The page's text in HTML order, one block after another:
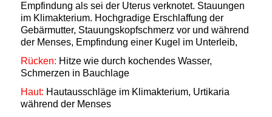
Empfindung als sei der Uterus verknotet. Stauungen
im Klimakterium. Hochgradige Erschlaffung der
Gebärmutter, Stauungskopfschmerz vor und während
der Menses, Empfindung einer Kugel im Unterleib,
Rücken: Hitze wie durch kochendes Wasser,
Schmerzen in Bauchlage
Haut: Hautausschläge im Klimakterium, Urtikaria
während der Menses